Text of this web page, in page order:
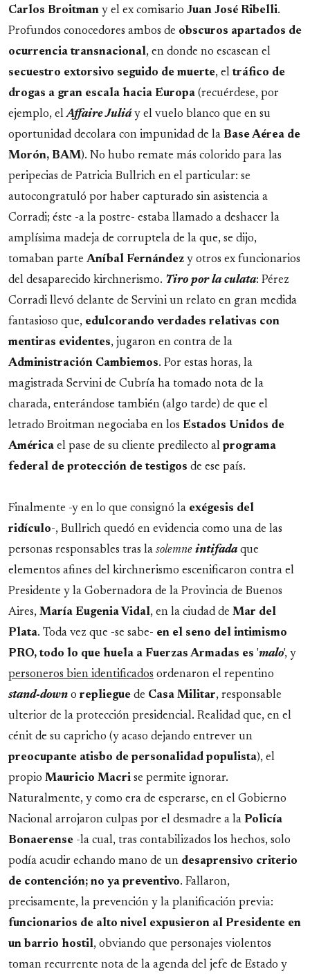
Carlos Broitman y el ex comisario Juan José Ribelli.
Profundos conocedores ambos de obscuros apartados de
ocurrencia transnacional, en donde no escasean el
secuestro extorsivo seguido de muerte, el tráfico de
drogas a gran escala hacia Europa (recuérdese, por
ejemplo, elAffaire Juliá y el vuelo blanco que en su
oportunidad decolara con impunidad de la Base Aérea de
Morón, BAM). No hubo remate más colorido para las
peripecias de Patricia Bullrich en el particular: se
autocongratuló por haber capturado sin asistencia a
Corradi; éste -a la postre- estaba llamado a deshacer la
amplísima madeja de corruptela de la que, se dijo,
tomaban parte Aníbal Fernández y otros ex funcionarios
del desaparecido kirchnerismo. Tiro por la culata: Pérez
Corradi llevó delante de Servini un relato en gran medida
fantasioso que, edulcorando verdades relativas con
mentiras evidentes, jugaron en contra de la
Administración Cambiemos. Por estas horas, la
magistrada Servini de Cubría ha tomado nota de la
charada, enterándose también (algo tarde) de que el
letrado Broitman negociaba en los Estados Unidos de
América el pase de su cliente predilecto al programa
federal de protección de testigos de ese país.
Finalmente -y en lo que consignó la exégesis del
ridículo-, Bullrich quedó en evidencia como una de las
personas responsables tras la solemne intifada que
elementos afines del kirchnerismo escenificaron contra el
Presidente y la Gobernadora de la Provincia de Buenos
Aires, María Eugenia Vidal, en la ciudad de Mar del
Plata. Toda vez que -se sabe- en el seno del intimismo
PRO, todo lo que huela a Fuerzas Armadas es 'malo', y
personeros bien identificados ordenaron el repentino
stand-down o repliegue de Casa Militar, responsable
ulterior de la protección presidencial. Realidad que, en el
cénit de su capricho (y acaso dejando entrever un
preocupante atisbo de personalidad populista), el
propio Mauricio Macri se permite ignorar.
Naturalmente, y como era de esperarse, en el Gobierno
Nacional arrojaron culpas por el desmadre a la Policía
Bonaerense -la cual, tras contabilizados los hechos, solo
podía acudir echando mano de un desaprensivo criterio
de contención; no ya preventivo. Fallaron,
precisamente, la prevención y la planificación previa:
funcionarios de alto nivel expusieron al Presidente en
un barrio hostil, obviando que personajes violentos
toman recurrente nota de la agenda del jefe de Estado y